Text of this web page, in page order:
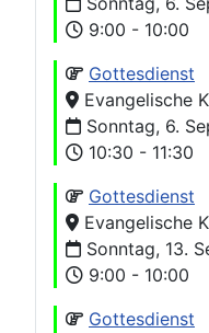
9:00 - 10:00
Gottesdienst
Evangelische
Sonntag, 6.
10:30 - 11:30
Gottesdienst
Evangelische
Sonntag, 13.
9:00 - 10:00
Gottesdienst